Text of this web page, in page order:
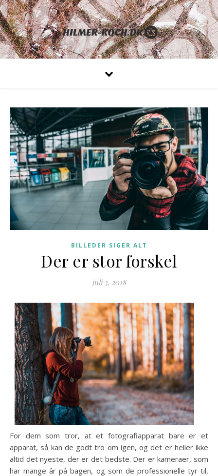
BILLEDER SIGER ALT
Der er stor forskel
juli 3, 2018
For dem som tror, at et fotografiapparat bare er et
apparat, så kan de godt tro om igen, og det er heller ikke
altid det nyeste, der er det bedste. Der er kameraer, som
har mange år på bagen, og som de professionelle tyr til,